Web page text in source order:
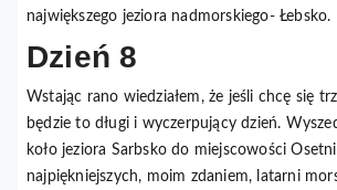
największego jeziora nadmorskiego- Łebsko.
Dzień 8
Wstając rano wiedziałem, że jeśli chcę się
będzie to długi i wyczerpujący dzień.
koło jeziora Sarbsko do miejscowości
najpiękniejszych, moim zdaniem, latarni